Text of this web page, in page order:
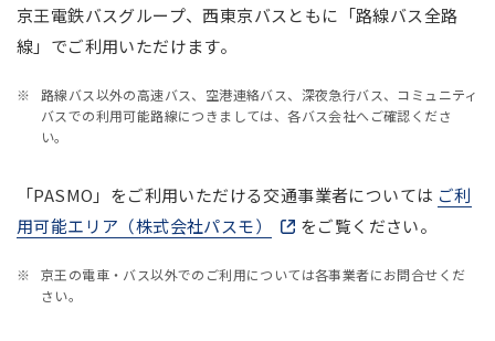
京王電鉄バスグループ、西東京バスともに「路線バス全路
線」でご利用いただけます。
路線バス以外の高速バス、空港連絡バス、深夜急行バス、コミュニティ
バスでの利用可能路線につきましては、各バス会社へご確認くださ
い。
「PASMO」をご利用いただける交通事業者については ご利
用可能エリア（株式会社パスモ）
新しいウィンドウで開きます
をご覧ください。
京王の電車・バス以外でのご利用については各事業者にお問合せくだ
さい。